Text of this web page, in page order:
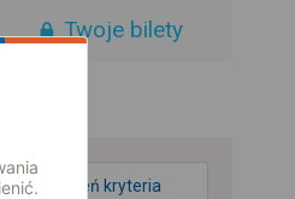
Twoje bilety
zmień kryteria